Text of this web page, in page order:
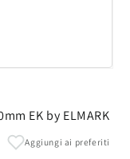
EK by ELMARK
Aggiungi ai preferiti